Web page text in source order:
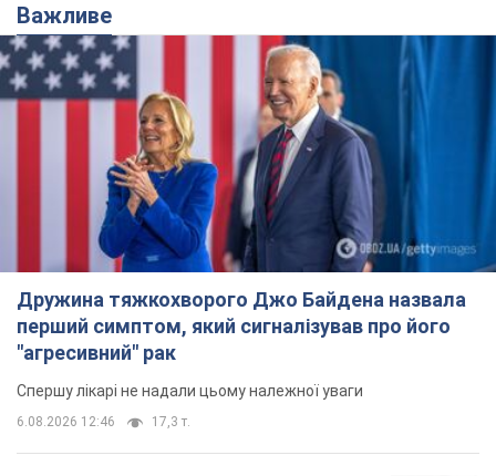
Важливе
Дружина тяжкохворого Джо Байдена назвала
перший симптом, який сигналізував про його
"агресивний" рак
Спершу лікарі не надали цьому належної уваги
6.08.2026 12:46 17,3 т.